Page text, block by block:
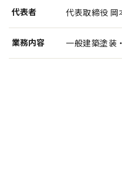
代表者 代表取締役 岡
業務内容 一般建築塗装